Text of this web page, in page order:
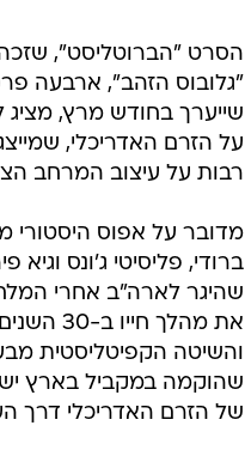
הסרט "הברוטליסט",
"גלובוס הזהב", ארבעה
שייערך בחודש מרץ, מציג
רבות על עיצוב המרחב
מדובר על אפוס היסטורי
ברודי, פליסיטי ג'ונס
שהיגר לארה"ב אחרי
את
והשיטה הקפיטליסטית
שהוקמה במקביל בארץ
של הזרם האדריכלי דרך